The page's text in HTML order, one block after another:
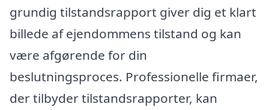
grundig tilstandsrapport giver dig et klart
billede af ejendommens tilstand og kan
være afgørende for din
beslutningsproces. Professionelle firmaer,
der tilbyder tilstandsrapporter, kan